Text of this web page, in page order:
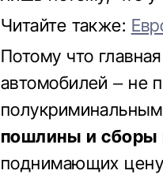
Читайте также:
Потому что
автомобилей – не
пошлины и сборы
поднимающих цену